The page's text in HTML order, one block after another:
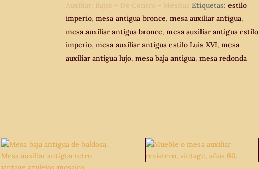
Mesa
baja
bronce
cariátides,
mesita
Auxiliar: Bajas - De Centro - Mesitas Etiquetas:estilo
imperio,mesa antigua bronce,mesa auxiliar antigua,
mesa auxiliar antigua bronce,mesa auxiliar antigua estilo
imperio,mesa auxiliar antigua estilo Luis XVI,mesa
auxiliar antigua lujo,mesa baja antigua,mesa redonda